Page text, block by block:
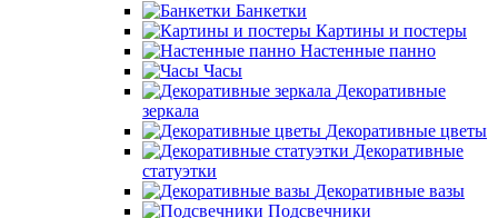
Банкетки
Картины и постеры
Настенные панно
Часы
Декоративные
зеркала
Декоративные цветы
Декоративные
статуэтки
Декоративные вазы
Подсвечники